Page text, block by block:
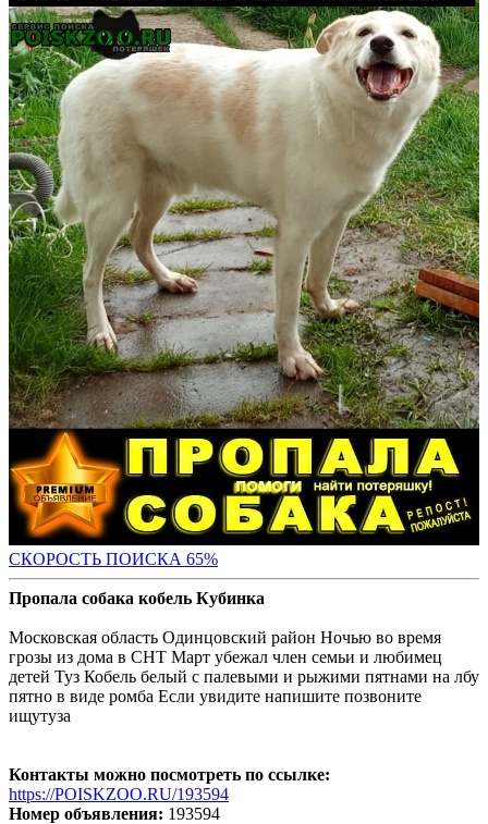
СКОРОСТЬ ПОИСКА 65%
Пропала собака кобель Кубинка
Московская область Одинцовский район Ночью во время
грозы из дома в СНТ Март убежал член семьи и любимец
детей Туз Кобель белый с палевыми и рыжими пятнами на лбу
пятно в виде ромба Если увидите напишите позвоните
ищутуза
Контакты можно посмотреть по ссылке:
https://POISKZOO.RU/193594
Номер объявления: 193594